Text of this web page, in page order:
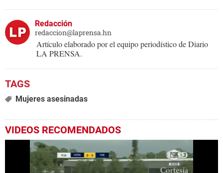
Redacción
redaccion@laprensa.hn
Artículo elaborado por el equipo periodístico de Diario
LA PRENSA.
Mujeres asesinadas
VIDEOS RECOMENDADOS